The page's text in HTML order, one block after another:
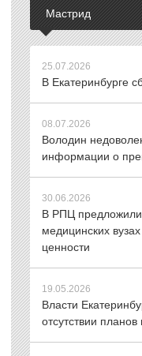
Мастрид
25.07.2026
В Екатеринбурге
08.07.2026
Володин
информации о
30.06.2026
В РПЦ предложили
медицинских
ценности
19.05.2026
Власти
отсутствии